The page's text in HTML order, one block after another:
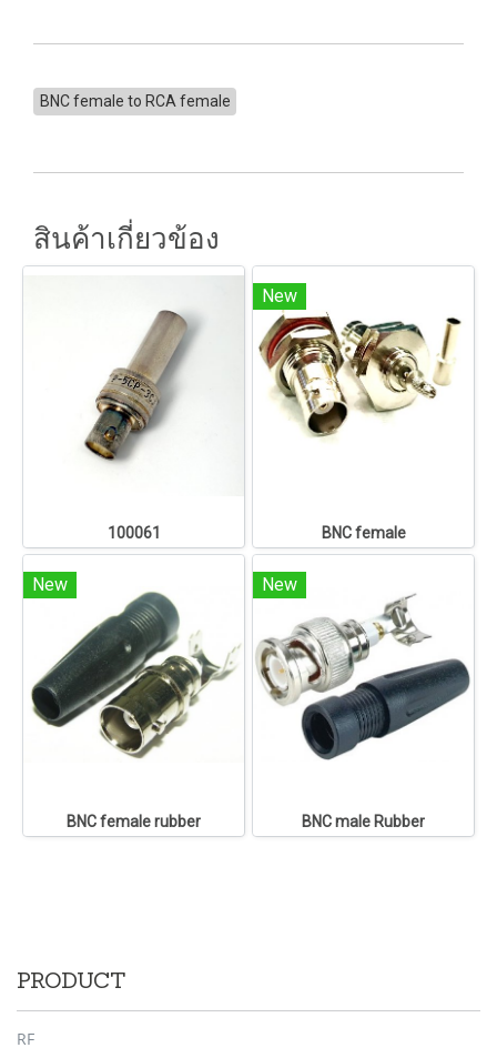
BNC female to RCA female
สินค้าเกี่ยวข้อง
100061
New
BNC female
New
BNC female rubber
New
BNC male Rubber
PRODUCT
RF